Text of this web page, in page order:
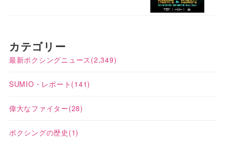
カテゴリー
最新ボクシングニュース (2,349)
SUMIO・レポート (141)
偉大なファイター(28)
ボクシングの歴史 (1)